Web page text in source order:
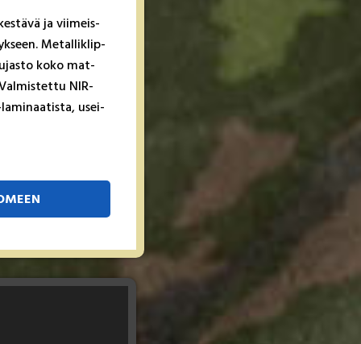
ja vii­meis­
Me­tal­lik­lip­
ko­ko mat­
NIR-
usei­